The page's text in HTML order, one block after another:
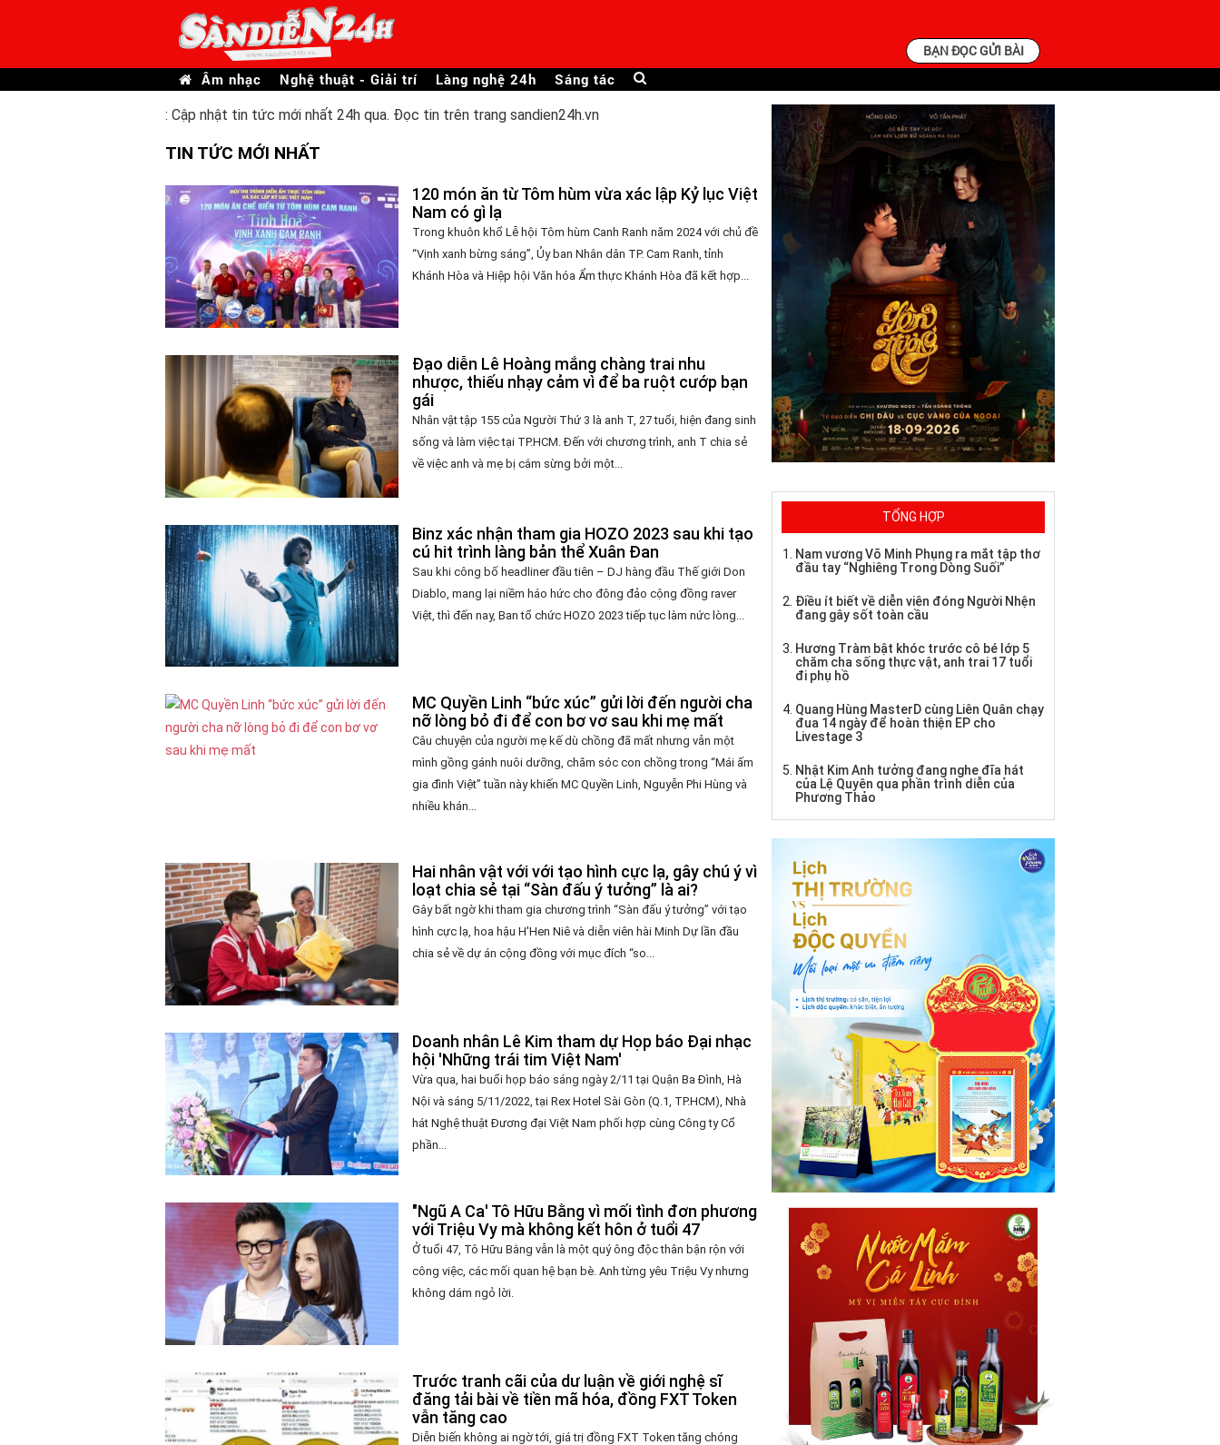
BẠN ĐỌC GỬI BÀI
Âm nhạc Nghệ thuật - Giải trí Làng nghệ 24h Sáng tác
: Cập nhật tin tức mới nhất 24h qua. Đọc tin trên trang sandien24h.vn
TIN TỨC MỚI NHẤT
120 món ăn từ Tôm hùm vừa xác lập Kỷ lục Việt
Nam có gì lạ
Trong khuôn khổ Lễ hội Tôm hùm Canh Ranh năm 2024 với chủ đề
“Vịnh xanh bừng sáng”, Ủy ban Nhân dân TP. Cam Ranh, tỉnh
Khánh Hòa và Hiệp hội Văn hóa Ẩm thực Khánh Hòa đã kết hợp...
Đạo diễn Lê Hoàng mắng chàng trai nhu
nhược, thiếu nhạy cảm vì để ba ruột cướp bạn
gái
Nhân vật tập 155 của Người Thứ 3 là anh T, 27 tuổi, hiện đang sinh
sống và làm việc tại TP.HCM. Đến với chương trình, anh T chia sẻ
về việc anh và mẹ bị cắm sừng bởi một...
Binz xác nhận tham gia HOZO 2023 sau khi tạo
cú hit trình làng bản thể Xuân Đan
Sau khi công bố headliner đầu tiên – DJ hàng đầu Thế giới Don
Diablo, mang lại niềm háo hức cho đông đảo cộng đồng raver
Việt, thì đến nay, Ban tổ chức HOZO 2023 tiếp tục làm nức lòng...
MC Quyền Linh “bức xúc” gửi lời đến người cha
nỡ lòng bỏ đi để con bơ vơ sau khi mẹ mất
Câu chuyện của người mẹ kế dù chồng đã mất nhưng vẫn một
mình gồng gánh nuôi dưỡng, chăm sóc con chồng trong “Mái ấm
gia đình Việt” tuần này khiến MC Quyền Linh, Nguyễn Phi Hùng và
nhiều khán...
Hai nhân vật với với tạo hình cực lạ, gây chú ý vì
loạt chia sẻ tại “Sàn đấu ý tưởng” là ai?
Gây bất ngờ khi tham gia chương trình “Sàn đấu ý tưởng” với tạo
hình cực lạ, hoa hậu H'Hen Niê và diễn viên hài Minh Dự lần đầu
chia sẻ về dự án cộng đồng với mục đích “so...
Doanh nhân Lê Kim tham dự Họp báo Đại nhạc
hội 'Những trái tim Việt Nam'
Vừa qua, hai buổi họp báo sáng ngày 2/11 tại Quận Ba Đình, Hà
Nội và sáng 5/11/2022, tại Rex Hotel Sài Gòn (Q.1, TP.HCM), Nhà
hát Nghệ thuật Đương đại Việt Nam phối hợp cùng Công ty Cổ
phần...
"Ngũ A Ca' Tô Hữu Bằng vì mối tình đơn phương
với Triệu Vy mà không kết hôn ở tuổi 47
Ở tuổi 47, Tô Hữu Bằng vẫn là một quý ông độc thân bận rộn với
công việc, các mối quan hệ bạn bè. Anh từng yêu Triệu Vy nhưng
không dám ngỏ lời.
Trước tranh cãi của dư luận về giới nghệ sĩ
đăng tải bài về tiền mã hóa, đồng FXT Token
vẫn tăng cao
Diễn biến không ai ngờ tới, giá trị đồng FXT Token tăng chóng
TỔNG HỢP
Nam vương Võ Minh Phụng ra mắt tập thơ
đầu tay “Nghiêng Trong Dòng Suối”
Điều ít biết về diễn viên đóng Người Nhện
đang gây sốt toàn cầu
Hương Tràm bật khóc trước cô bé lớp 5
chăm cha sống thực vật, anh trai 17 tuổi
đi phụ hồ
Quang Hùng MasterD cùng Liên Quân chạy
đua 14 ngày để hoàn thiện EP cho
Livestage 3
Nhật Kim Anh tưởng đang nghe đĩa hát
của Lệ Quyên qua phần trình diễn của
Phương Thảo